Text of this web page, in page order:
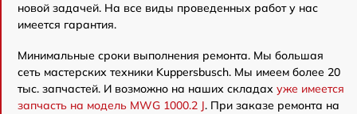
новой задачей. На все виды проведенных работ у нас
имеется гарантия.
Минимальные сроки выполнения ремонта. Мы большая
сеть мастерских техники Kuppersbusch. Мы имеем более 20
тыс. запчастей. И возможно на наших складах уже имеется
запчасть на модель MWG 1000.2 J. При заказе ремонта на